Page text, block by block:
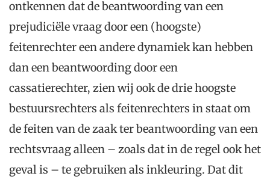
ontkennen dat de beantwoording van een
prejudiciële vraag door een (hoogste)
feitenrechter een andere dynamiek kan hebben
dan een beantwoording door een
cassatierechter, zien wij ook de drie hoogste
bestuursrechters als feitenrechters in staat om
de feiten van de zaak ter beantwoording van een
rechtsvraag alleen – zoals dat in de regel ook het
geval is – te gebruiken als inkleuring. Dat dit